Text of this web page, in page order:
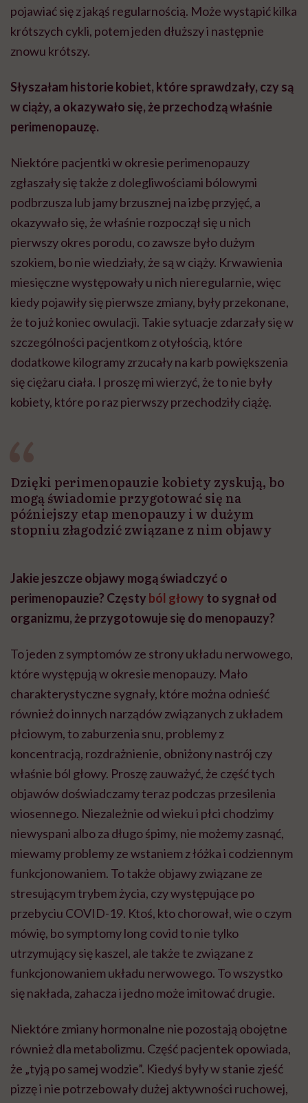
pojawiać się z jakąś regularnością. Może wystąpić kilka
krótszych cykli, potem jeden dłuższy i następnie
znowu krótszy.
Słyszałam historie kobiet, które sprawdzały, czy są
w ciąży, a okazywało się, że przechodzą właśnie
perimenopauzę.
Niektóre pacjentki w okresie perimenopauzy
zgłaszały się także z dolegliwościami bólowymi
podbrzusza lub jamy brzusznej na izbę przyjęć, a
okazywało się, że właśnie rozpoczął się u nich
pierwszy okres porodu, co zawsze było dużym
szokiem, bo nie wiedziały, że są w ciąży. Krwawienia
miesięczne występowały u nich nieregularnie, więc
kiedy pojawiły się pierwsze zmiany, były przekonane,
że to już koniec owulacji. Takie sytuacje zdarzały się w
szczególności pacjentkom z otyłością, które
dodatkowe kilogramy zrzucały na karb powiększenia
się ciężaru ciała. I proszę mi wierzyć, że to nie były
kobiety, które po raz pierwszy przechodziły ciążę.
Dzięki perimenopauzie kobiety zyskują, bo
mogą świadomie przygotować się na
późniejszy etap menopauzy i w dużym
stopniu złagodzić związane z nim objawy
Jakie jeszcze objawy mogą świadczyć o
perimenopauzie? Częsty ból głowy to sygnał od
organizmu, że przygotowuje się do menopauzy?
To jeden z symptomów ze strony układu nerwowego,
które występują w okresie menopauzy. Mało
charakterystyczne sygnały, które można odnieść
również do innych narządów związanych z układem
płciowym, to zaburzenia snu, problemy z
koncentracją, rozdrażnienie, obniżony nastrój czy
właśnie ból głowy. Proszę zauważyć, że część tych
objawów doświadczamy teraz podczas przesilenia
wiosennego. Niezależnie od wieku i płci chodzimy
niewyspani albo za długo śpimy, nie możemy zasnąć,
miewamy problemy ze wstaniem z łóżka i codziennym
funkcjonowaniem. To także objawy związane ze
stresującym trybem życia, czy występujące po
przebyciu COVID-19. Ktoś, kto chorował, wie o czym
mówię, bo symptomy long covid to nie tylko
utrzymujący się kaszel, ale także te związane z
funkcjonowaniem układu nerwowego. To wszystko
się nakłada, zahacza i jedno może imitować drugie.
Niektóre zmiany hormonalne nie pozostają obojętne
również dla metabolizmu. Część pacjentek opowiada,
że „tyją po samej wodzie”. Kiedyś były w stanie zjeść
pizzę i nie potrzebowały dużej aktywności ruchowej,